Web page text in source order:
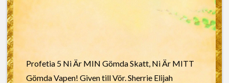
Profetia 5 Ni Är MIN Gömda Skatt, Ni Är MITT
Gömda Vapen! Given till Vör. Sherrie Elijah